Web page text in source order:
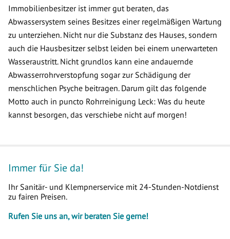
Immobilienbesitzer ist immer gut beraten, das
Abwassersystem seines Besitzes einer regelmäßigen Wartung
zu unterziehen. Nicht nur die Substanz des Hauses, sondern
auch die Hausbesitzer selbst leiden bei einem unerwarteten
Wasseraustritt. Nicht grundlos kann eine andauernde
Abwasserrohrverstopfung sogar zur Schädigung der
menschlichen Psyche beitragen. Darum gilt das folgende
Motto auch in puncto Rohrreinigung Leck: Was du heute
kannst besorgen, das verschiebe nicht auf morgen!
Immer für Sie da!
Ihr Sanitär- und Klempnerservice mit 24-Stunden-Notdienst
zu fairen Preisen.
Rufen Sie uns an, wir beraten Sie gerne!